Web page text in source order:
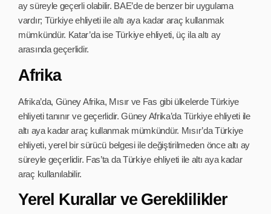
ay süreyle geçerli olabilir. BAE’de de benzer bir uygulama
vardır; Türkiye ehliyeti ile altı aya kadar araç kullanmak
mümkündür. Katar’da ise Türkiye ehliyeti, üç ila altı ay
arasında geçerlidir.
Afrika
Afrika’da, Güney Afrika, Mısır ve Fas gibi ülkelerde Türkiye
ehliyeti tanınır ve geçerlidir. Güney Afrika’da Türkiye ehliyeti ile
altı aya kadar araç kullanmak mümkündür. Mısır’da Türkiye
ehliyeti, yerel bir sürücü belgesi ile değiştirilmeden önce altı ay
süreyle geçerlidir. Fas’ta da Türkiye ehliyeti ile altı aya kadar
araç kullanılabilir.
Yerel Kurallar ve Gereklilikler